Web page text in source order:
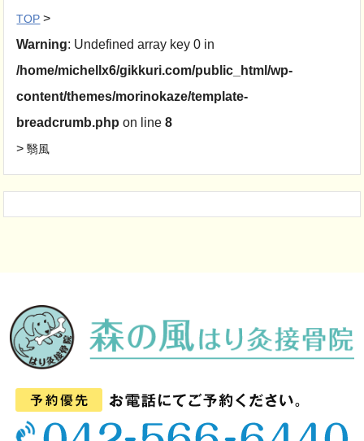
TOP >
Warning: Undefined array key 0 in
/home/michellx6/gikkuri.com/public_html/wp-
content/themes/morinokaze/template-
breadcrumb.php on line8
>翳風